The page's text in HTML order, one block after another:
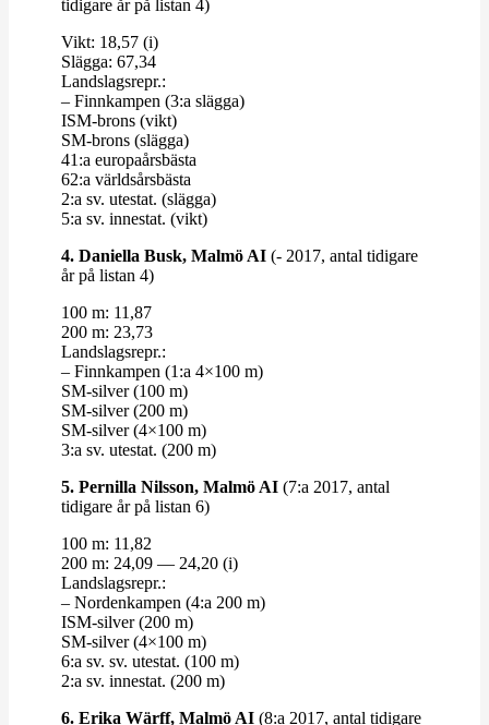
tidigare år på listan 4)
Vikt: 18,57 (i)
Slägga: 67,34
Lands­lagsrepr.:
– Finn­kampen (3:a slägga)
ISM-​​brons (vikt)
SM-​​brons (slägga)
41:a euro­pa­års­bästa
62:a världs­års­bästa
2:a sv. utestat. (slägga)
5:a sv. innestat. (vikt)
4. Daniella Busk, Malmö AI (- 2017, antal tidigare
år på listan 4)
100 m: 11,87
200 m: 23,73
Lands­lagsrepr.:
– Finn­kampen (1:a 4×100 m)
SM-​​silver (100 m)
SM-​​silver (200 m)
SM-​​silver (4×100 m)
3:a sv. utestat. (200 m)
5. Per­nilla Nilsson, Malmö AI (7:a 2017, antal
tidigare år på listan 6)
100 m: 11,82
200 m: 24,09 — 24,20 (i)
Lands­lagsrepr.:
– Nor­den­kampen (4:a 200 m)
ISM-​​silver (200 m)
SM-​​silver (4×100 m)
6:a sv. sv. utestat. (100 m)
2:a sv. innestat. (200 m)
6. Erika Wärff, Malmö AI (8:a 2017, antal tidigare